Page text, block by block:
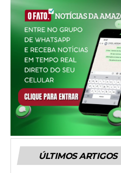
ÚLTIMOS ARTIGOS